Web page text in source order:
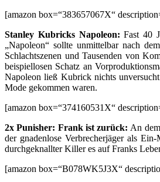
[amazon box=“383657067X“
Stanley Kubricks Napoleon:Fast 40
„Napoleon“ sollte unmittelbar nach
Schlachtszenen und Tausenden von
beispiellosen Schatz an
Napoleon ließ Kubrick nichts
Mode gekommen waren.
[amazon box=“374160531X“
2x Punisher: Frank ist zurück: An
der gnadenlose Verbrecherjäger als
durchgeknallter Killer es auf Franks
[amazon box=“B078WK5J3X“